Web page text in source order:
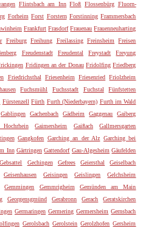
Flintsbach am Inn Floß Flossenbürg Fluorn-
Forheim Forst Forstern Forstinning Frammersbach
Frankfurt Frasdorf Frauenau Frauenneuharting
Freiburg Freihung Freilassing Freinsheim
Freisen
Freudenstadt Freudental Freystadt
Freyung
Fridingen an der Donau Fridolfing Friedberg
Friedrichsthal Friesenheim Friesenried Friolzheim
Fuchsmühl Fuchsstadt Fuchstal
Fünfstetten
Fürstenzell Fürth Furth (Niederbayern) Furth im Wald
Gablingen Gachenbach Gädheim Gaggenau
Gaiberg
Gaimersheim Gaißach
Gallmersgarten
Gangkofen Garching an der Alz Garching bei
Inn Gärtringen Gattendorf Gau-Algesheim Gäufelden
Gebsattel Gechingen Gefrees Geiersthal
Geiselbach
Geisenhausen Geisingen Geislingen
Gelchsheim
Gemmingen Gemmrigheim
Gemünden am Main
Georgensgmünd Gerabronn Gerach
Geratskirchen
Germaringen Germering Germersheim Gernsbach
Gerolsbach Gerolstein Gerolzhofen Gersheim